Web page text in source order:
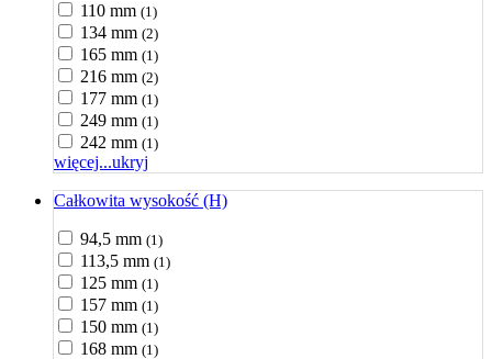
110 mm (1)
134 mm (2)
165 mm (1)
216 mm (2)
177 mm (1)
249 mm (1)
242 mm (1)
więcej...ukryj
Całkowita wysokość (H)
94,5 mm (1)
113,5 mm (1)
125 mm (1)
157 mm (1)
150 mm (1)
168 mm (1)